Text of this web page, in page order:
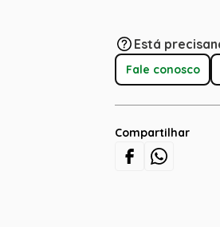
Está
Fale conosco
Compartilhar